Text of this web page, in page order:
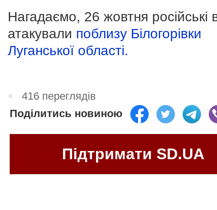
Нагадаємо, 26 жовтня російські
атакували поблизу Білогорівки
Луганської області.
416 переглядів
Поділитись новиною
Підтримати SD.UA